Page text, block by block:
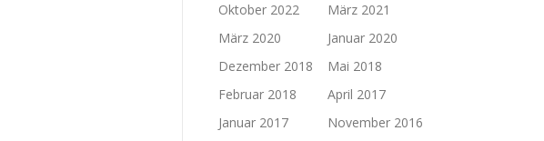
Oktober 2022
März 2021
März 2020
Januar 2020
Dezember 2018
Mai 2018
Februar 2018
April 2017
Januar 2017
November 2016